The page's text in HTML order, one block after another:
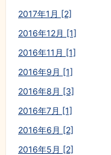
2017年1月 [2]
2016年12月 [1]
2016年11月 [1]
2016年9月 [1]
2016年8月 [3]
2016年7月 [1]
2016年6月 [2]
2016年5月 [2]